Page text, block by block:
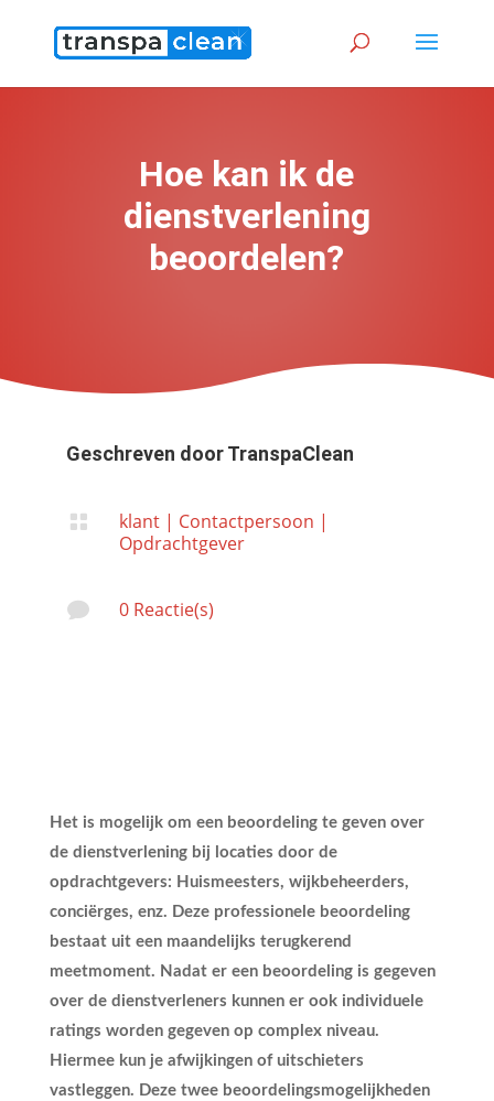
Hoe kan ik de
dienstverlening
beoordelen?
Geschreven doorTranspaClean
 klant| Contactpersoon |
Opdrachtgever
 0 Reactie(s)
Het is mogelijk om een beoordeling te geven over
de dienstverlening bij locaties door de
opdrachtgevers: Huismeesters, wijkbeheerders,
conciërges, enz. Deze professionele beoordeling
bestaat uit een maandelijks terugkerend
meetmoment. Nadat er een beoordeling is gegeven
over de dienstverleners kunnen er ook individuele
ratings worden gegeven op complex niveau.
Hiermee kun je afwijkingen of uitschieters
vastleggen. Deze twee beoordelingsmogelijkheden